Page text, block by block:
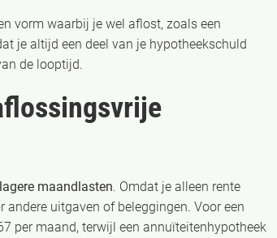
vorm waarbij je wel aflost, zoals een
je altijd een deel van je hypotheekschuld
de looptijd.
lagere maandlasten. Omdat je alleen rente
uitgaven of beleggingen. Voor een
per maand, terwijl een annuïteitenhypotheek